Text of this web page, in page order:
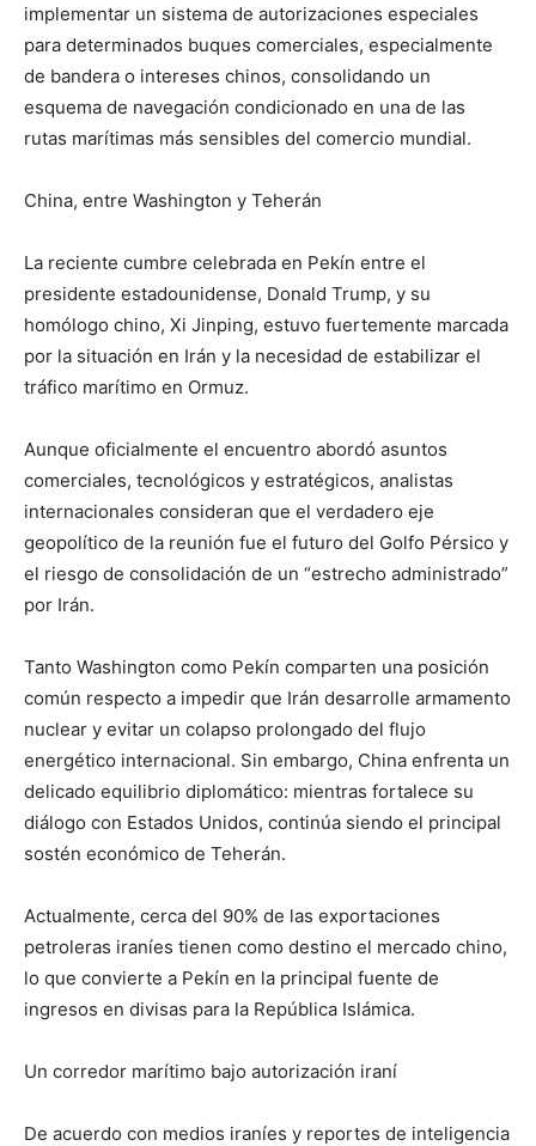
implementar un sistema de autorizaciones especiales
para determinados buques comerciales, especialmente
de bandera o intereses chinos, consolidando un
esquema de navegación condicionado en una de las
rutas marítimas más sensibles del comercio mundial.
China, entre Washington y Teherán
La reciente cumbre celebrada en Pekín entre el
presidente estadounidense, Donald Trump, y su
homólogo chino, Xi Jinping, estuvo fuertemente marcada
por la situación en Irán y la necesidad de estabilizar el
tráfico marítimo en Ormuz.
Aunque oficialmente el encuentro abordó asuntos
comerciales, tecnológicos y estratégicos, analistas
internacionales consideran que el verdadero eje
geopolítico de la reunión fue el futuro del Golfo Pérsico y
el riesgo de consolidación de un “estrecho administrado”
por Irán.
Tanto Washington como Pekín comparten una posición
común respecto a impedir que Irán desarrolle armamento
nuclear y evitar un colapso prolongado del flujo
energético internacional. Sin embargo, China enfrenta un
delicado equilibrio diplomático: mientras fortalece su
diálogo con Estados Unidos, continúa siendo el principal
sostén económico de Teherán.
Actualmente, cerca del 90% de las exportaciones
petroleras iraníes tienen como destino el mercado chino,
lo que convierte a Pekín en la principal fuente de
ingresos en divisas para la República Islámica.
Un corredor marítimo bajo autorización iraní
De acuerdo con medios iraníes y reportes de inteligencia